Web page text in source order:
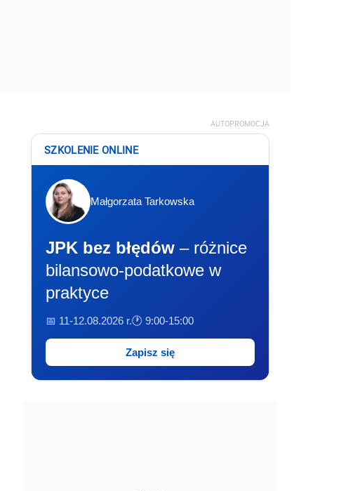
AUTOPROMOCJA
SZKOLENIE ONLINE
Małgorzata Tarkowska
JPK bez błędów – różnice
bilansowo-podatkowe w
praktyce
📅 11-12.08.2026 r.🕐 9:00-15:00
Zapisz się